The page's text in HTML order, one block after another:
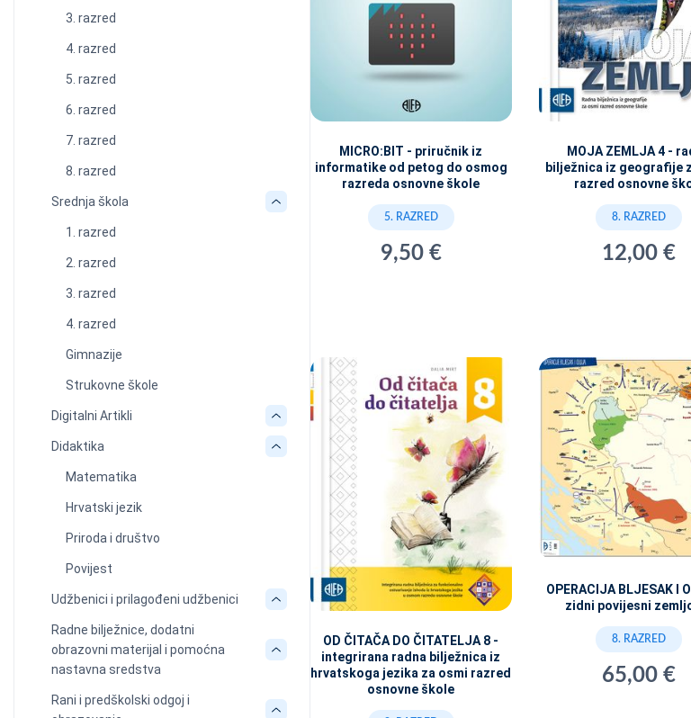
3. razred
4. razred
5. razred
6. razred
7. razred
8. razred
Srednja škola
1. razred
2. razred
3. razred
4. razred
Gimnazije
Strukovne škole
Digitalni Artikli
Didaktika
Matematika
Hrvatski jezik
Priroda i društvo
Povijest
Udžbenici i prilagođeni udžbenici
Radne bilježnice, dodatni
obrazovni materijal i pomoćna
nastavna sredstva
Rani i predškolski odgoj i
MICRO:BIT - priručnik iz
informatike od petog do osmog
razreda osnovne škole
5. RAZRED
9,50 €
MOJA ZEMLJA 4 -
bilježnica iz geografije
razred osnovne
8. RAZRED
12,00 €
OD ČITAČA DO ČITATELJA 8 -
integrirana radna bilježnica iz
hrvatskoga jezika za osmi razred
osnovne škole
OPERACIJA BLJESAK I
zidni povijesni
8. RAZRED
65,00 €